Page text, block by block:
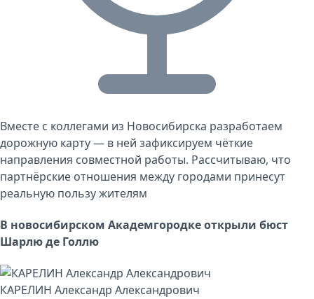
Вместе с коллегами из Новосибирска разработаем
дорожную карту — в ней зафиксируем чёткие
направления совместной работы. Рассчитываю, что
партнёрские отношения между городами принесут
реальную пользу жителям
В новосибирском Академгородке открыли бюст
Шарлю де Голлю
КАРЕЛИН Александр Александрович